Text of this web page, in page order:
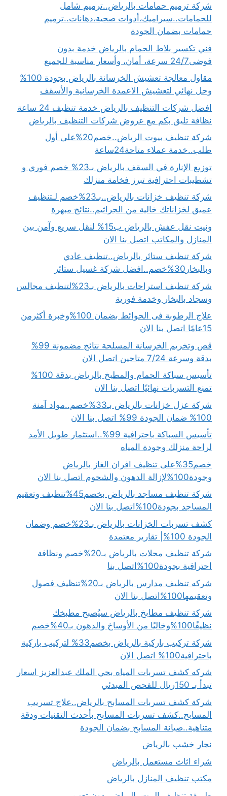
شركة ترميم حمامات بالرياض..ترميم شامل
للحمامات..سيراميك،أدوات صحية،دهانات..ترميم
حمامات بضمان الجودة
فني تكسير بلاط الحمام بالرياض خدمة بدون
فوضى24/7 سرعة، أمان، وأسعار مناسبة للجميع
مقاول معالجة تعشيش الخرسانة بالرياض بجودة 100%
وحل نهائي لتعشيش الاعمدة الخرسانية والأسقف
افضل شركات التنظيف بالرياض خدمة تنظيف 24 ساعة
نظافة تليق بكم مع عروض شركات التنظيف بالرياض
شركة تنظيف بيوت الرياض..خصم20%على أول
طلب..خدمة عملاء متاحة24ساعة
توزيع الإنارة في السقف بالرياض بـ23% خصم فوري و
تشطيبات احترافية تبرز فخامة منزلك
شركة تنظيف خزانات بالرياض..بـ23%خصم لـتنظيف
عميق لخزاناتك خالية من الجراثيم..نتائج مبهرة
ونيت نقل عفش بالرياض ب15% لنقل سريع وآمن بين
المنازل والمكاتب اتصل بنا الان
شركة تنظيف ستائر بالرياض..تنظيف عادي
وبالبخار30%خصم..افضل شركة غسيل ستائر
شركة تنظيف استراحات بالرياض بـ23%لتنظيف مجالس
وسجاد بالبخار وخدمة فورية
علاج الرطوبة فى الحوائط بضمان 100%وخبرة أكثرمن
15عامًا اتصل بنا الان
قص وتخريم الخرسانة المسلحة نتائج مضمونة 99%
بدقة وسرعة 7/24 متاحين اتصل الان
تأسيس سباكة الحمام والمطبخ بالرياض بدقة 100%
تمنع التسربات نهائيًا اتصل بنا الان
شركة عزل خزانات بالرياض بـ33%خصم..مواد آمنة
100% ضمان الجودة 99% اتصل بنا الان
تأسيس السباكة باحترافية 99%..استثمار طويل الأمد
لراحة منزلك وجودة المياه
خصم35%على تنظيف افران الغاز بالرياض
وجودة100%لإزالة الدهون والشحوم اتصل بنا الان
شركة تنظيف مساجد بالرياض بخصم45%تنظيف وتعقيم
المساجد بجودة100%اتصل بنا الان
كشف تسربات الخزانات بالرياض بـ23%خصم وضمان
الجودة 100%| تقارير معتمدة
شركة تنظيف محلات بالرياض بـ20%خصم ونظافة
احترافية بجودة100%اتصل بنا
شركه تنظيف مدارس بالرياض بـ20%تنظيف فصول
وتعقيمها100%اتصل بنا الان
شركة تنظيف مطابخ بالرياض سيُصبح مطبخك
نظيفًا100%وخاليًا من الأوساخ والدهون بـ40%خصم
شركة تركيب باركية بالرياض بخصم33% لتركيب باركية
باحترافية100% اتصل الان
شركه كشف تسربات المياه بحي الملك عبدالعزيز اسعار
تبدأ بـ 150ريال للفحص المبدئي
شركة كشف تسربات المسابح بالرياض..علاج تسريب
المسابح..كشف تسربات المسابح بأحدث التقنيات ودقة
متناهية..صيانة المسابح بضمان الجودة
نجار خشب بالرياض
شراء اثاث مستعمل بالرياض
مكتب تنظيف المنازل بالرياض